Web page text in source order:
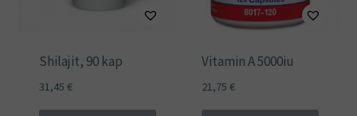
Shilajit, 90 kap
31,45 €
Vitamin A 5000iu
21,75 €